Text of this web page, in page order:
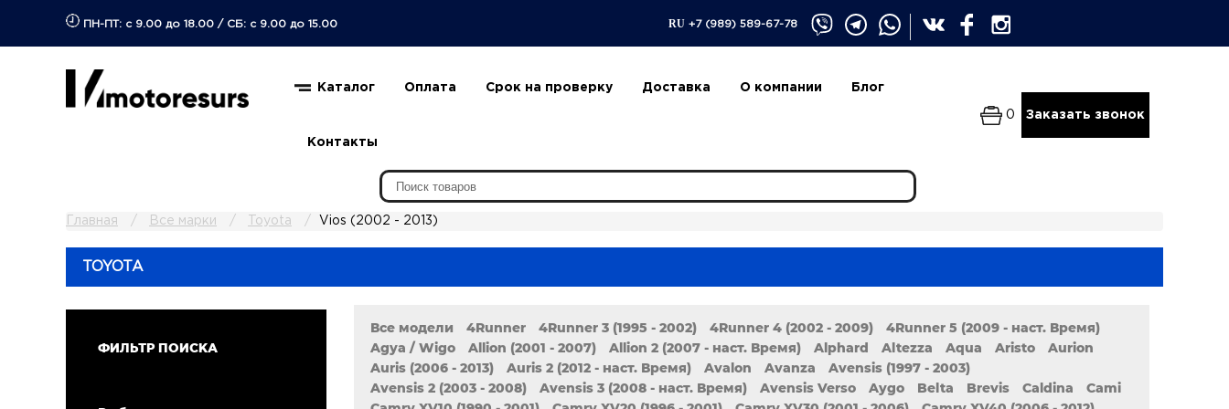
ПН-ПТ: с 9.00 до 18.00 / СБ: с 9.00 до 15.00 RU +7 (989) 589-67-78
Каталог Оплата Срок на проверку Доставка О компании Блог
Контакты
0 Заказать звонок
Главная Все марки Toyota Vios (2002 - 2013)
TOYOTA
ФИЛЬТР ПОИСКА
Все модели 4Runner 4Runner 3 (1995 - 2002) 4Runner 4 (2002 - 2009)
4Runner 5 (2009 - наст. Время)
Agya / Wigo
Allion (2001 - 2007) Allion 2 (2007 - наст. Время) Alphard Altezza Aqua Aristo
Aurion
Auris (2006 - 2013)
Auris 2 (2012 - наст. Время) Avalon Avanza
Avensis (1997 - 2003)
Avensis 2 (2003 - 2008)
Avensis 3 (2008 - наст. Время) Avensis Verso Aygo Belta Brevis Caldina
Cami